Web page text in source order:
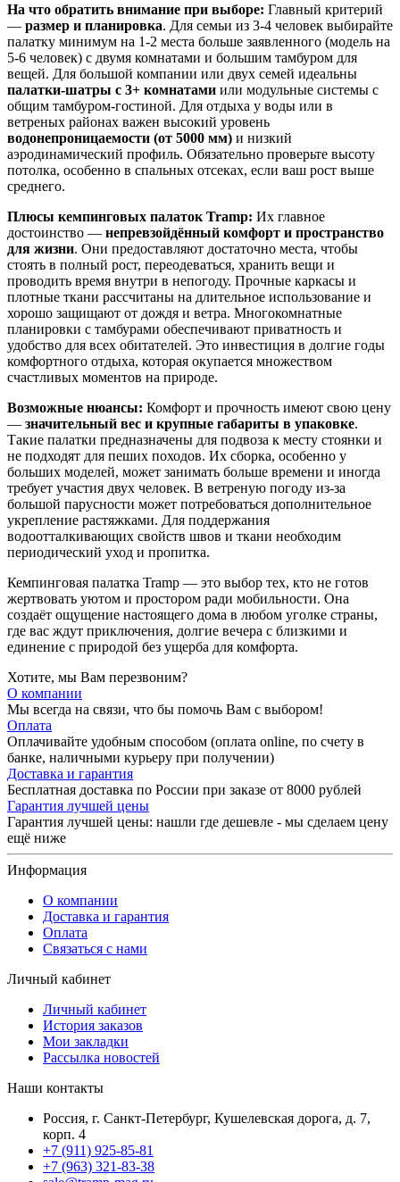
На что обратить внимание при выборе: Главный критерий
— размер и планировка. Для семьи из 3-4 человек выбирайте
палатку минимум на 1-2 места больше заявленного (модель на
5-6 человек) с двумя комнатами и большим тамбуром для
вещей. Для большой компании или двух семей идеальны
палатки-шатры с 3+ комнатами или модульные системы с
общим тамбуром-гостиной. Для отдыха у воды или в
ветреных районах важен высокий уровень
водонепроницаемости (от 5000 мм) и низкий
аэродинамический профиль. Обязательно проверьте высоту
потолка, особенно в спальных отсеках, если ваш рост выше
среднего.
Плюсы кемпинговых палаток Tramp: Их главное
достоинство — непревзойдённый комфорт и пространство
для жизни. Они предоставляют достаточно места, чтобы
стоять в полный рост, переодеваться, хранить вещи и
проводить время внутри в непогоду. Прочные каркасы и
плотные ткани рассчитаны на длительное использование и
хорошо защищают от дождя и ветра. Многокомнатные
планировки с тамбурами обеспечивают приватность и
удобство для всех обитателей. Это инвестиция в долгие годы
комфортного отдыха, которая окупается множеством
счастливых моментов на природе.
Возможные нюансы: Комфорт и прочность имеют свою цену
— значительный вес и крупные габариты в упаковке.
Такие палатки предназначены для подвоза к месту стоянки и
не подходят для пеших походов. Их сборка, особенно у
больших моделей, может занимать больше времени и иногда
требует участия двух человек. В ветреную погоду из-за
большой парусности может потребоваться дополнительное
укрепление растяжками. Для поддержания
водоотталкивающих свойств швов и ткани необходим
периодический уход и пропитка.
Кемпинговая палатка Tramp — это выбор тех, кто не готов
жертвовать уютом и простором ради мобильности. Она
создаёт ощущение настоящего дома в любом уголке страны,
где вас ждут приключения, долгие вечера с близкими и
единение с природой без ущерба для комфорта.
Хотите, мы Вам перезвоним?
О компании
Мы всегда на связи, что бы помочь Вам с выбором!
Оплата
Оплачивайте удобным способом (оплата online, по счету в
банке, наличными курьеру при получении)
Доставка и гарантия
Бесплатная доставка по России при заказе от 8000 рублей
Гарантия лучшей цены
Гарантия лучшей цены: нашли где дешевле - мы сделаем цену
ещё ниже
Информация
О компании
Доставка и гарантия
Оплата
Связаться с нами
Личный кабинет
Личный кабинет
История заказов
Мои закладки
Рассылка новостей
Наши контакты
Россия, г. Санкт-Петербург, Кушелевская дорога, д. 7,
корп. 4
+7 (911) 925-85-81
+7 (963) 321-83-38